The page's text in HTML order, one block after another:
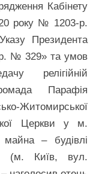
Кабінету
року № 1203-р.
Президента
р. № 329» та умов
релігійній
Парафія
Житомирської
Церкви у м.
майна – будівлі
(м. Київ, вул.